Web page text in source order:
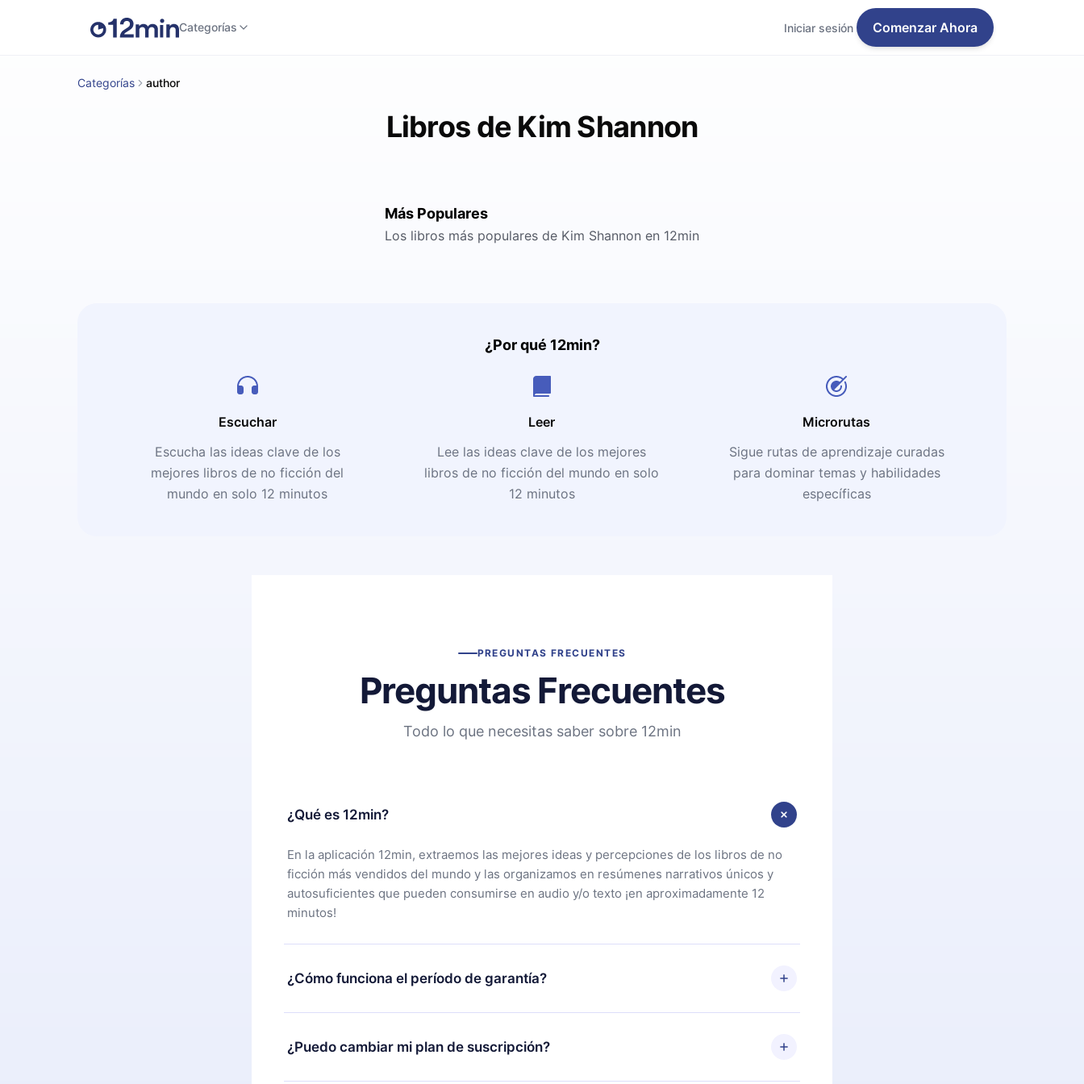
Categorías Iniciar sesión Comenzar Ahora
Categorías author
Libros de Kim Shannon
Más Populares
Los libros más populares de Kim Shannon en 12min
¿Por qué 12min?
Escuchar
Escucha las ideas clave de los
mejores libros de no ficción del
mundo en solo 12 minutos
Leer
Lee las ideas clave de los mejores
libros de no ficción del mundo en solo
12 minutos
Microrutas
Sigue rutas de aprendizaje curadas
para dominar temas y habilidades
específicas
PREGUNTAS FRECUENTES
Preguntas Frecuentes
Todo lo que necesitas saber sobre 12min
¿Qué es 12min?
En la aplicación 12min, extraemos las mejores ideas y percepciones de los libros de no
ficción más vendidos del mundo y las organizamos en resúmenes narrativos únicos y
autosuficientes que pueden consumirse en audio y/o texto ¡en aproximadamente 12
minutos!
¿Cómo funciona el período de garantía?
Puedes descargar nuestra aplicación y comenzar a disfrutar de nuestra biblioteca. Si por
alguna razón no estás satisfecho con nuestra plataforma, simplemente contacta a
nuestro equipo de soporte ( contacto@12min.com
¿Puedo cambiar mi plan de suscripción?